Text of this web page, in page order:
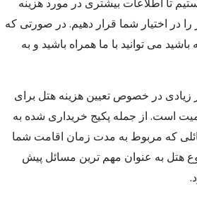
در اختیار شما قرار دهیم. در صورتی که
می توانید با ما همراه باشید و به
زیادی در خصوص تعیین هزینه هتل برای
است. از جمله پکیج خریداری شده به
که مربوط به مدت زمان اقامت شما
هتل به عنوان مهم ترین مسائل پیش